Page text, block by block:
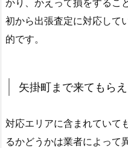
初から出張査定に対応して
的です。
矢掛町まで来てもら
対応エリアに含まれていて
るかどうかは業者によって